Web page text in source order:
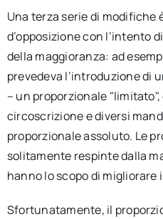
Una terza serie di modifiche
d’opposizione con l’intento
della maggioranza: ad
prevedeva l’introduzione di
– un proporzionale
circoscrizione e diversi
proporzionale assoluto. Le
solitamente respinte dalla
hanno lo scopo di migliorare
Sfortunatamente, il